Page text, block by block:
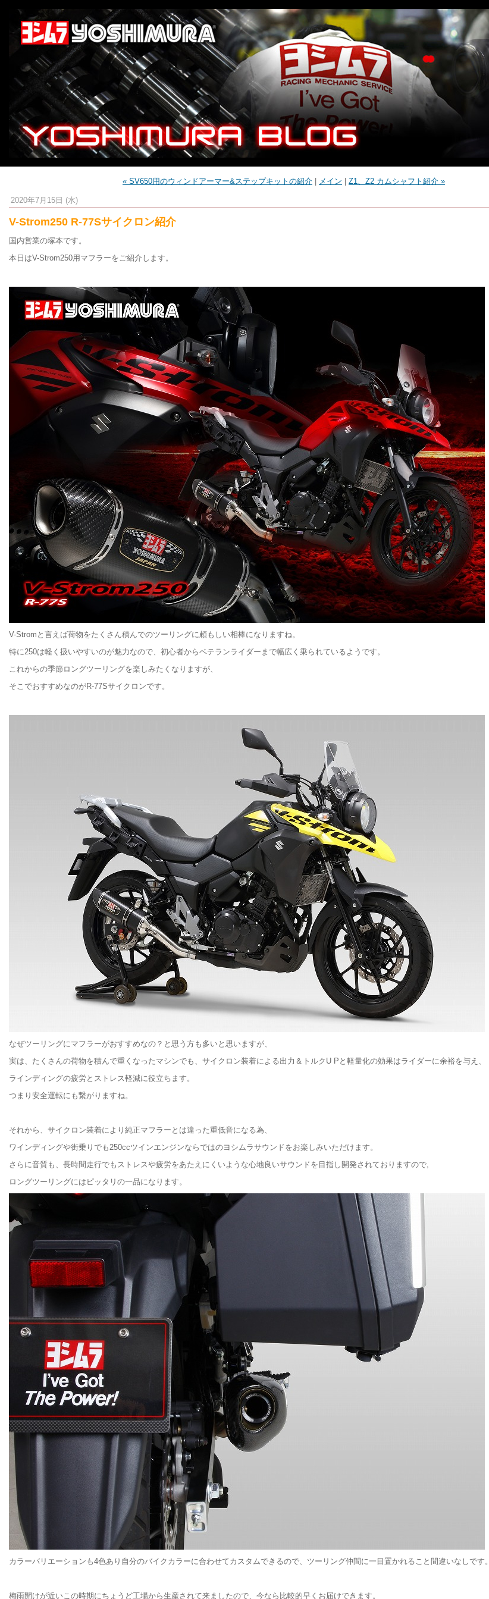
« SV650用のウィンドアーマー&ステップキットの紹介 メイン Z1、Z2 カムシャフト紹介 »
2020年7月15日 (水)
V-Strom250 R-77Sサイクロン紹介
国内営業の塚本です。
本日はV-Strom250用マフラーをご紹介します。
V-Stromと言えば荷物をたくさん積んでのツーリングに頼もしい相棒になりますね。
特に250は軽く扱いやすいのが魅力なので、初心者からベテランライダーまで幅広く乗られているようです。
これからの季節ロングツーリングを楽しみたくなりますが、
そこでおすすめなのがR-77Sサイクロンです。
なぜツーリングにマフラーがおすすめなの？と思う方も多いと思いますが、
実は、たくさんの荷物を積んで重くなったマシンでも、サイクロン装着による出力＆トルクU Pと軽量化の効果はライダーに余裕を与え、
ラインディングの疲労とストレス軽減に役立ちます。
つまり安全運転にも繋がりますね。
それから、サイクロン装着により純正マフラーとは違った重低音になる為、
ワインディングや街乗りでも250ccツインエンジンならではのヨシムラサウンドをお楽しみいただけます。
さらに音質も、長時間走行でもストレスや疲労をあたえにくいような心地良いサウンドを目指し開発されておりますので,
ロングツーリングにはピッタリの一品になります。
カラーバリエーションも4色あり自分のバイクカラーに合わせてカスタムできるので、ツーリング仲間に一目置かれること間違いなしです。
梅雨開けが近いこの時期にちょうど工場から生産されて来ましたので、今なら比較的早くお届けできます。